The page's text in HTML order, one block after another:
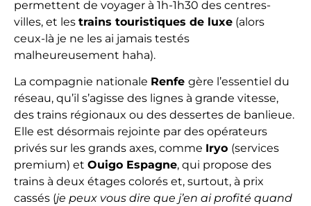
permettent de voyager à 1h-1h30 des centres-
villes, et les trains touristiques de luxe (alors
ceux-là je ne les ai jamais testés
malheureusement haha).
La compagnie nationale Renfe gère l’essentiel du
réseau, qu’il s’agisse des lignes à grande vitesse,
des trains régionaux ou des dessertes de banlieue.
Elle est désormais rejointe par des opérateurs
privés sur les grands axes, comme Iryo (services
premium) et Ouigo Espagne, qui propose des
trains à deux étages colorés et, surtout, à prix
cassés (je peux vous dire que j’en ai profité quand